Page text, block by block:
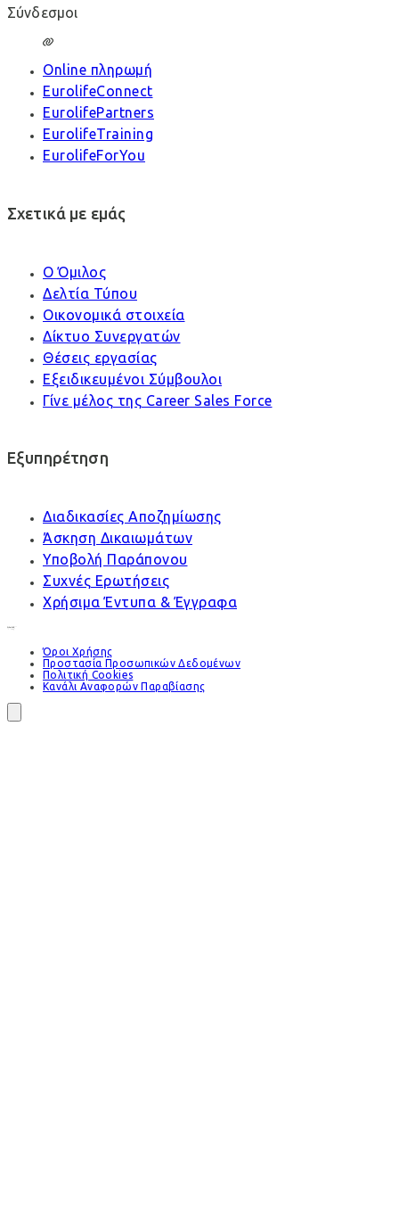
Σύνδεσμοι
Online πληρωμή
EurolifeConnect
EurolifePartners
EurolifeTraining
EurolifeForYou
Σχετικά με εμάς
Ο Όμιλος
Δελτία Τύπου
Οικονομικά στοιχεία
Δίκτυο Συνεργατών
Θέσεις εργασίας
Εξειδικευμένοι Σύμβουλοι
Γίνε μέλος της Career Sales Force
Εξυπηρέτηση
Διαδικασίες Αποζημίωσης
Άσκηση Δικαιωμάτων
Υποβολή Παράπονου
Συχνές Ερωτήσεις
Χρήσιμα Έντυπα & Έγγραφα
Όροι Χρήσης
Προστασία Προσωπικών Δεδομένων
Πολιτική Cookies
Κανάλι Αναφορών Παραβίασης